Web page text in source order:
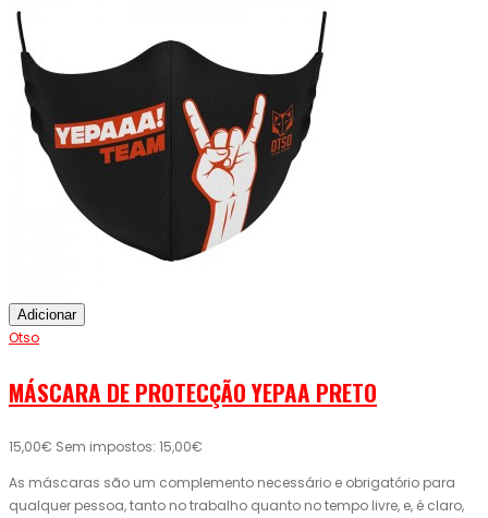
Adicionar
Otso
MÁSCARA DE PROTECÇÃO YEPAA PRETO
15,00€ Sem impostos: 15,00€
As máscaras são um complemento necessário e obrigatório para
qualquer pessoa, tanto no trabalho quanto no tempo livre, e, é claro,